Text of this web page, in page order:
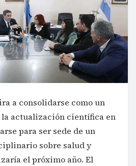
a consolidarse como un
actualización científica en
para ser sede de un
sobre salud y
el próximo año. El